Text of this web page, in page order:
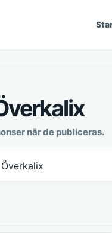
när de publiceras.